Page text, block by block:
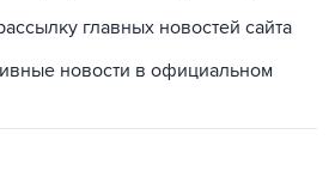
главных новостей сайта
новости в официальном